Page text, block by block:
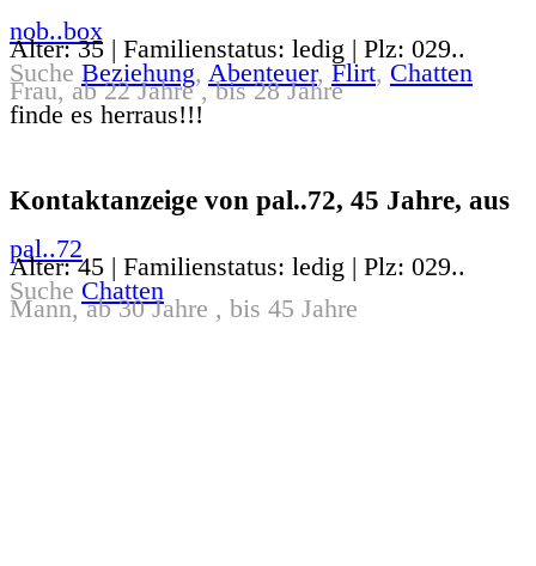
nob..box
Alter: 35 | Familienstatus: ledig | Plz: 029..
Suche Beziehung, Abenteuer, Flirt, Chatten
Frau, ab 22 Jahre , bis 28 Jahre
finde es herraus!!!
Kontaktanzeige von pal..72, 45 Jahre, aus
pal..72
Alter: 45 | Familienstatus: ledig | Plz: 029..
Suche Chatten
Mann, ab 30 Jahre , bis 45 Jahre